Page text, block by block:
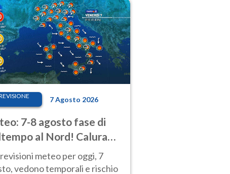
7 Agosto 2026
7-8 agosto fase di
al Nord! Calura
a Ferragostometeo per oggi, 7
vedono temporali e rischio